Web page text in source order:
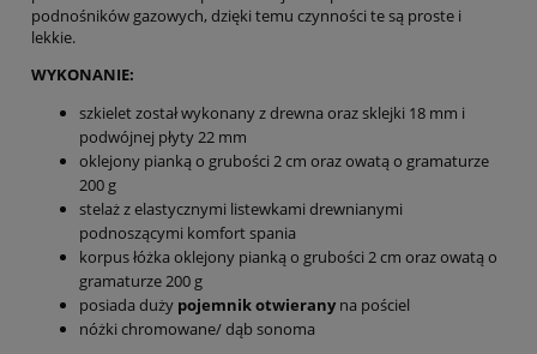
podnośników gazowych, dzięki temu czynności te są proste i
lekkie.
WYKONANIE:
szkielet został wykonany z drewna oraz sklejki 18 mm i
podwójnej płyty 22 mm
oklejony pianką o grubości 2 cm oraz owatą o gramaturze
200 g
stelaż z elastycznymi listewkami drewnianymi
podnoszącymi komfort spania
korpus łóżka oklejony pianką o grubości 2 cm oraz owatą o
gramaturze 200 g
posiada duży pojemnik otwieranyna pościel
nóżki chromowane/ dąb sonoma